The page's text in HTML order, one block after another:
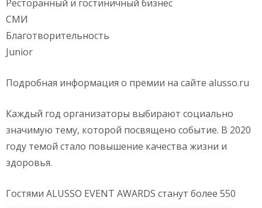
Ресторанный и гостиничный бизнес
СМИ
Благотворительность
Junior
Подробная информация о премии на сайте alusso.ru
Каждый год организаторы выбирают социально
значимую тему, которой посвящено событие. В 2020
году темой стало повышение качества жизни и
здоровья.
Гостями ALUSSO EVENT AWARDS станут более 550